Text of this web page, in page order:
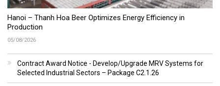
Hanoi – Thanh Hoa Beer Optimizes Energy Efficiency in
Production
05/08/2026
Contract Award Notice - Develop/Upgrade MRV Systems for
Selected Industrial Sectors – Package C2.1.26